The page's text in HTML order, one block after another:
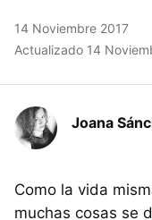
14 Noviembre 2017
Actualizado 14
Joana
Como la vida
muchas cosas se